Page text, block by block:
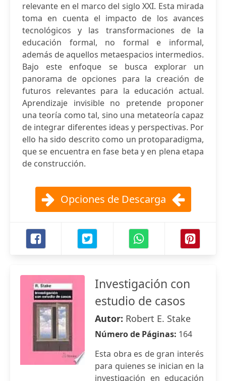
relevante en el marco del siglo XXI. Esta mirada
toma en cuenta el impacto de los avances
tecnológicos y las transformaciones de la
educación formal, no formal e informal,
además de aquellos metaespacios intermedios.
Bajo este enfoque se busca explorar un
panorama de opciones para la creación de
futuros relevantes para la educación actual.
Aprendizaje invisible no pretende proponer
una teoría como tal, sino una metateoría capaz
de integrar diferentes ideas y perspectivas. Por
ello ha sido descrito como un protoparadigma,
que se encuentra en fase beta y en plena etapa
de construcción.
Opciones de Descarga
Investigación con
estudio de casos
Autor: Robert E. Stake
Número de Páginas: 164
Esta obra es de gran interés
para quienes se inician en la
investigación en educación